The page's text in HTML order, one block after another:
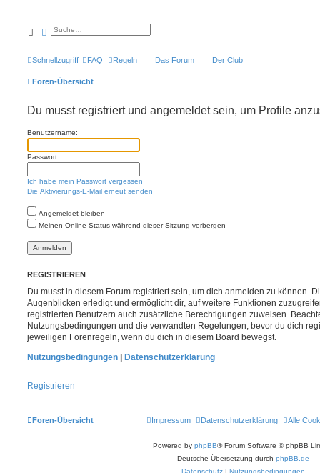
SucheErweiterte Suche
Schnellzugriff FAQ Regeln Das Forum Der Club
Foren-Übersicht
Du musst registriert und angemeldet sein, um Profile
Benutzername:
Passwort:
Ich habe mein Passwort vergessen
Die Aktivierungs-E-Mail erneut senden
Angemeldet bleiben
Meinen Online-Status während dieser Sitzung verbergen
REGISTRIEREN
Du musst in diesem Forum registriert sein, um dich anmelden zu können.
Augenblicken erledigt und ermöglicht dir, auf weitere Funktionen
registrierten Benutzern auch zusätzliche Berechtigungen zuweisen.
Nutzungsbedingungen und die verwandten Regelungen, bevor du dich
jeweiligen Forenregeln, wenn du dich in diesem Board bewegst.
Nutzungsbedingungen | Datenschutzerklärung
Registrieren
Foren-Übersicht Alle
Datenschutzerklärung
Impressum
Powered by phpBB® Forum Software © phpBB
Deutsche Übersetzung durch phpBB.de
Datenschutz | Nutzungsbedingungen